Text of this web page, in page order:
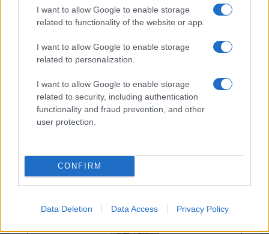
I want to allow Google to enable storage
related to functionality of the website or app.
I want to allow Google to enable storage
related to personalization.
I want to allow Google to enable storage
related to security, including authentication
functionality and fraud prevention, and other
user protection.
CONFIRM
Data Deletion Data Access Privacy Policy
295.000 Ft (új)
Nyugati GSM